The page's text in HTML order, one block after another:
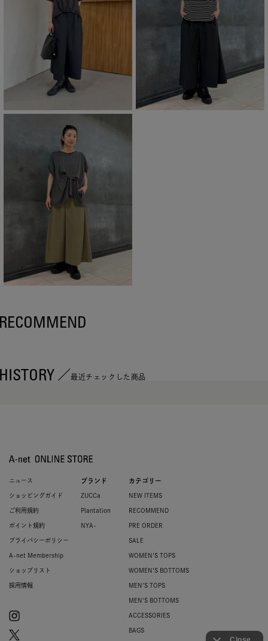
最近チェックした商品
ニュース
ショッピングガイド
ご利用規約
ポイント規約
プライバシーポリシー
A-net Membership
ショップリスト
採用情報
ブランド
ZUCCa
Plantation
NYA-
カテゴリー
NEW ITEMS
RECOMMEND
PRE ORDER
SALE
WOMEN'S TOPS
WOMEN'S BOTTOMS
MEN'S TOPS
MEN'S BOTTOMS
ACCESSORIES
BAGS